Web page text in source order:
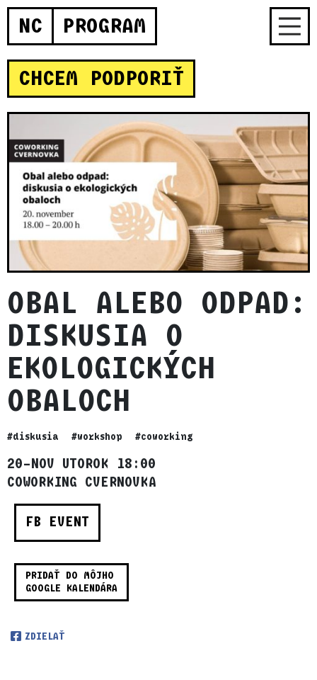
NC PROGRAM
CHCEM PODPORIŤ
OBAL ALEBO ODPAD:
DISKUSIA O
EKOLOGICKÝCH
OBALOCH
#diskusia #workshop #coworking
20–NOV UTOROK 18:00
COWORKING CVERNOVKA
FB EVENT
PRIDAŤ DO MÔJHO
GOOGLE KALENDÁRA
ZDIELAŤ